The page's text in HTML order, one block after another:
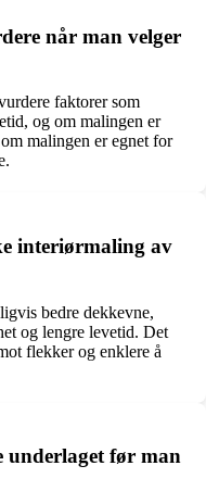
når man velger
faktorer som
og om malingen er
malingen er egnet for
interiørmaling av
bedre dekkevne,
og lengre levetid. Det
flekker og enklere å
underlaget før man